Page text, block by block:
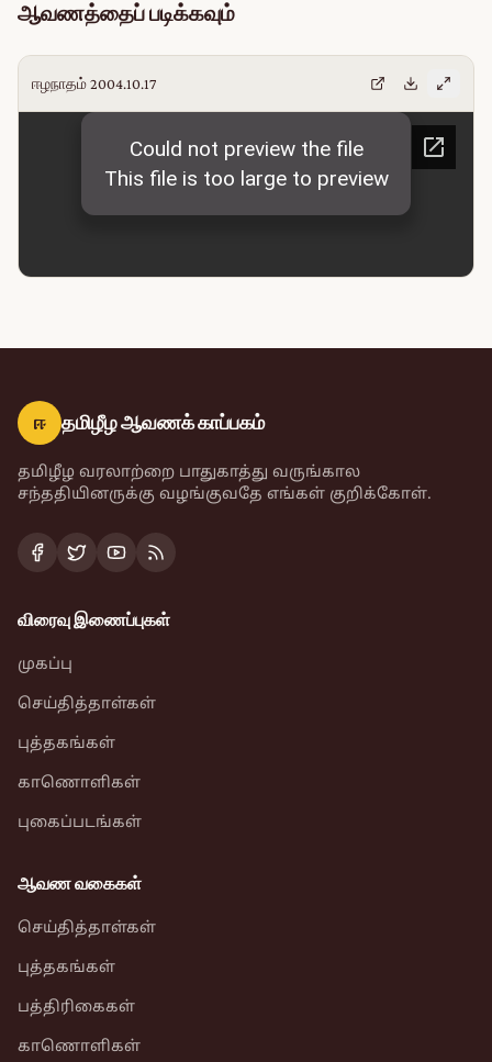
ஆவணத்தைப் படிக்கவும்
ஈழநாதம் 2004.10.17
ஈ தமிழீழ ஆவணக் காப்பகம்
தமிழீழ வரலாற்றை பாதுகாத்து வருங்கால
சந்ததியினருக்கு வழங்குவதே எங்கள் குறிக்கோள்.
விரைவு இணைப்புகள்
முகப்பு
செய்தித்தாள்கள்
புத்தகங்கள்
காணொளிகள்
புகைப்படங்கள்
ஆவண வகைகள்
செய்தித்தாள்கள்
புத்தகங்கள்
பத்திரிகைகள்
காணொளிகள்